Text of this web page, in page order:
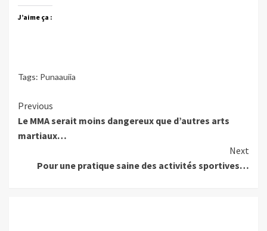
J’aime ça :
Tags: Punaauiia
Continue
Reading
Previous
Le MMA serait moins dangereux que d’autres arts
martiaux…
Next
Pour une pratique saine des activités sportives…